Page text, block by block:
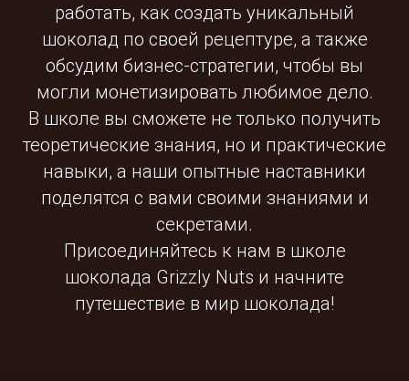
работать, как создать уникальный
шоколад по своей рецептуре, а также
обсудим бизнес-стратегии, чтобы вы
могли монетизировать любимое дело.
В школе вы сможете не только получить
теоретические знания, но и практические
навыки, а наши опытные наставники
поделятся с вами своими знаниями и
секретами.
Присоединяйтесь к нам в школе
шоколада Grizzly Nuts и начните
путешествие в мир шоколада!